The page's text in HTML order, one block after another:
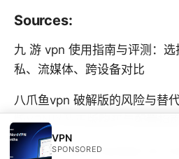
Sources:
九 游 vpn 使用指南与评测：
私、流媒体、跨设备对比
八爪鱼vpn 破解版的风险与替
版VPN以及正版购买与配置指南
Nordvpn Auto Connect on
VPN
SPONSORED